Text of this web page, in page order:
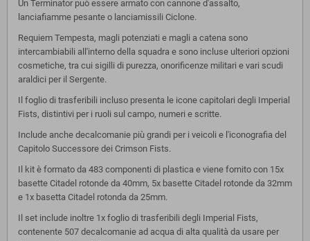
Un Terminator può essere armato con cannone d'assalto,
lanciafiamme pesante o lanciamissili Ciclone.
Requiem Tempesta, magli potenziati e magli a catena sono
intercambiabili all'interno della squadra e sono incluse ulteriori opzioni
cosmetiche, tra cui sigilli di purezza, onorificenze militari e vari scudi
araldici per il Sergente.
Il foglio di trasferibili incluso presenta le icone capitolari degli Imperial
Fists, distintivi per i ruoli sul campo, numeri e scritte.
Include anche decalcomanie più grandi per i veicoli e l'iconografia del
Capitolo Successore dei Crimson Fists.
Il kit è formato da 483 componenti di plastica e viene fornito con 15x
basette Citadel rotonde da 40mm, 5x basette Citadel rotonde da 32mm
e 1x basetta Citadel rotonda da 25mm.
Il set include inoltre 1x foglio di trasferibili degli Imperial Fists,
contenente 507 decalcomanie ad acqua di alta qualità da usare per